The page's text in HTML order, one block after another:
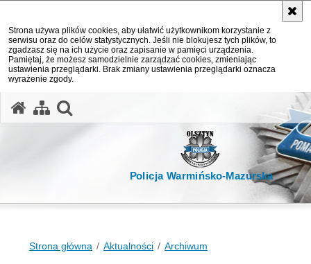
Strona używa plików cookies, aby ułatwić użytkownikom korzystanie z
serwisu oraz do celów statystycznych. Jeśli nie blokujesz tych plików, to
zgadzasz się na ich użycie oraz zapisanie w pamięci urządzenia.
Pamiętaj, że możesz samodzielnie zarządzać cookies, zmieniając
ustawienia przeglądarki. Brak zmiany ustawienia przeglądarki oznacza
wyrażenie zgody.
Policja Warmińsko-Mazurska
Strona główna Aktualności Archiwum